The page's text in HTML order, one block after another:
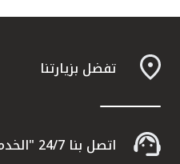
تفضل بزيارتنا
اتصل بنا 24/7 "الخدمة الهاتفية" 1803333